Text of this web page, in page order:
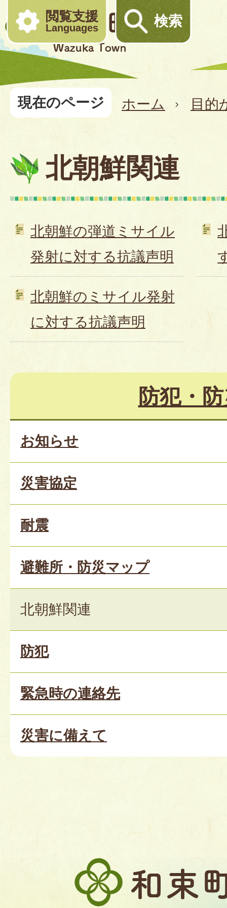
閲覧支援
Languages 検索
現在のページ ホーム 目的
北朝鮮関連
北朝鮮の弾道ミサイル
発射に対する抗議声明
北朝鮮のミサイル発射
に対する抗議声明
防犯・
お知らせ
災害協定
耐震
避難所・防災マップ
北朝鮮関連
防犯
緊急時の連絡先
災害に備えて
和
束